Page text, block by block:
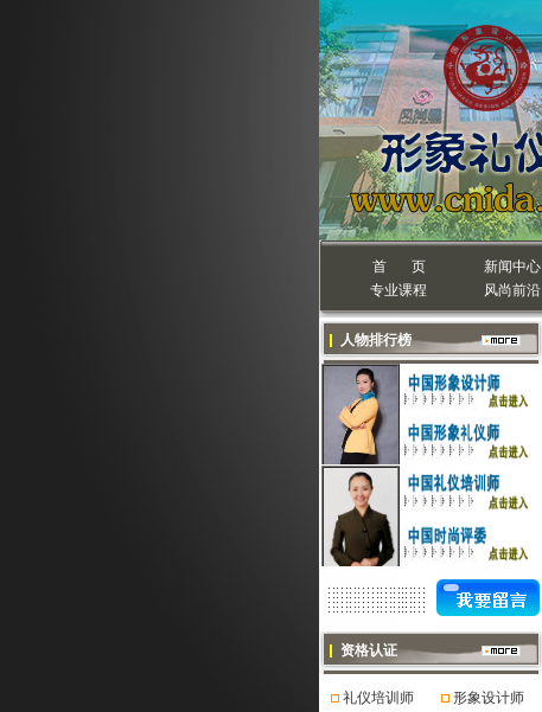
首 页 新闻中心
专业课程
风尚前沿
人物排行榜
资格认证
礼仪培训师
形象设计师